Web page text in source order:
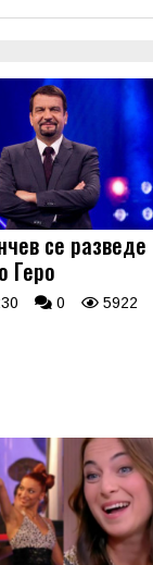
се разведе
Геро
0 5922